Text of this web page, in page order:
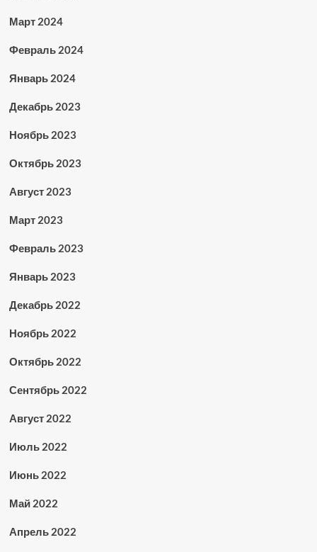
Март 2024
Февраль 2024
Январь 2024
Декабрь 2023
Ноябрь 2023
Октябрь 2023
Август 2023
Март 2023
Февраль 2023
Январь 2023
Декабрь 2022
Ноябрь 2022
Октябрь 2022
Сентябрь 2022
Август 2022
Июль 2022
Июнь 2022
Май 2022
Апрель 2022